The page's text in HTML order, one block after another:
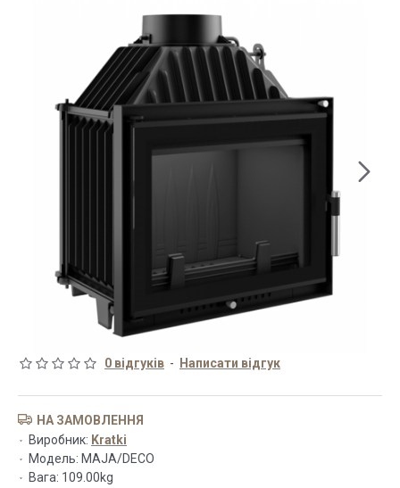
0 відгуків - Написати відгук
НА ЗАМОВЛЕННЯ
Виробник: Kratki
Модель: MAJA/DECO
Вага: 109.00kg